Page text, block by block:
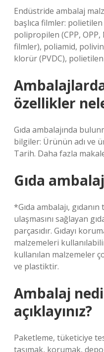
Endüstride ambalaj
başlıca filmler: polietilen
polipropilen (CPP, OPP,
filmler), poliamid,
klorür (PVDC),
özellikler
Gıda ambalajında
bilgiler: Ürünün adı ve
Tarih. Daha fazla
Gıda
*Gıda ambalajı,
ulaşmasını sağlayan
parçasıdır. Gıdayı
malzemeleri
kullanılan malzemeler
ve plastiktir.
Ambalaj
açıklayınız?
Paketleme, tüketiciye
taşımak, korumak,